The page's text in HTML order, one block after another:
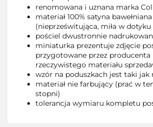
renomowana i uznana marka
materiał 100% satyna bawełniana
(nieprześwitująca, miła w dotyku
pościel dwustronnie
miniaturka prezentuje zdjęcie
przygotowane przez producenta
rzeczywistego materiału
wzór na poduszkach jest taki jak
materiał nie farbujący (prać w
stopni)
tolerancja wymiaru kompletu